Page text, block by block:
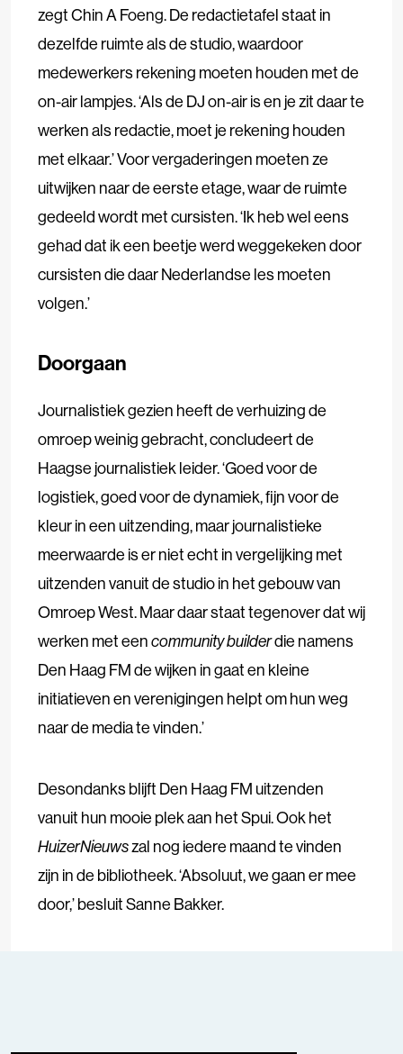
zegt Chin A Foeng. De redactietafel staat in
dezelfde ruimte als de studio, waardoor
medewerkers rekening moeten houden met de
on-air lampjes. ‘Als de DJ on-air is en je zit daar te
werken als redactie, moet je rekening houden
met elkaar.’ Voor vergaderingen moeten ze
uitwijken naar de eerste etage, waar de ruimte
gedeeld wordt met cursisten. ‘Ik heb wel eens
gehad dat ik een beetje werd weggekeken door
cursisten die daar Nederlandse les moeten
volgen.’
Doorgaan
Journalistiek gezien heeft de verhuizing de
omroep weinig gebracht, concludeert de
Haagse journalistiek leider. ‘Goed voor de
logistiek, goed voor de dynamiek, fijn voor de
kleur in een uitzending, maar journalistieke
meerwaarde is er niet echt in vergelijking met
uitzenden vanuit de studio in het gebouw van
Omroep West. Maar daar staat tegenover dat wij
werken met eencommunity builderdie namens
Den Haag FM de wijken in gaat en kleine
initiatieven en verenigingen helpt om hun weg
naar de media te vinden.’
Desondanks blijft Den Haag FM uitzenden
vanuit hun mooie plek aan het Spui. Ook het
HuizerNieuwszal nog iedere maand te vinden
zijn in de bibliotheek. ‘Absoluut, we gaan er mee
door,’ besluit Sanne Bakker.